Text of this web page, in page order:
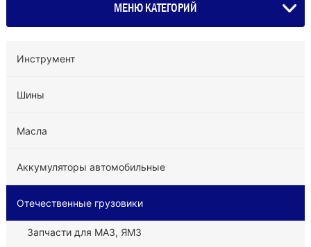
МЕНЮ КАТЕГОРИЙ
Инструмент
Шины
Масла
Аккумуляторы автомобильные
Отечественные грузовики
Запчасти для МАЗ, ЯМЗ